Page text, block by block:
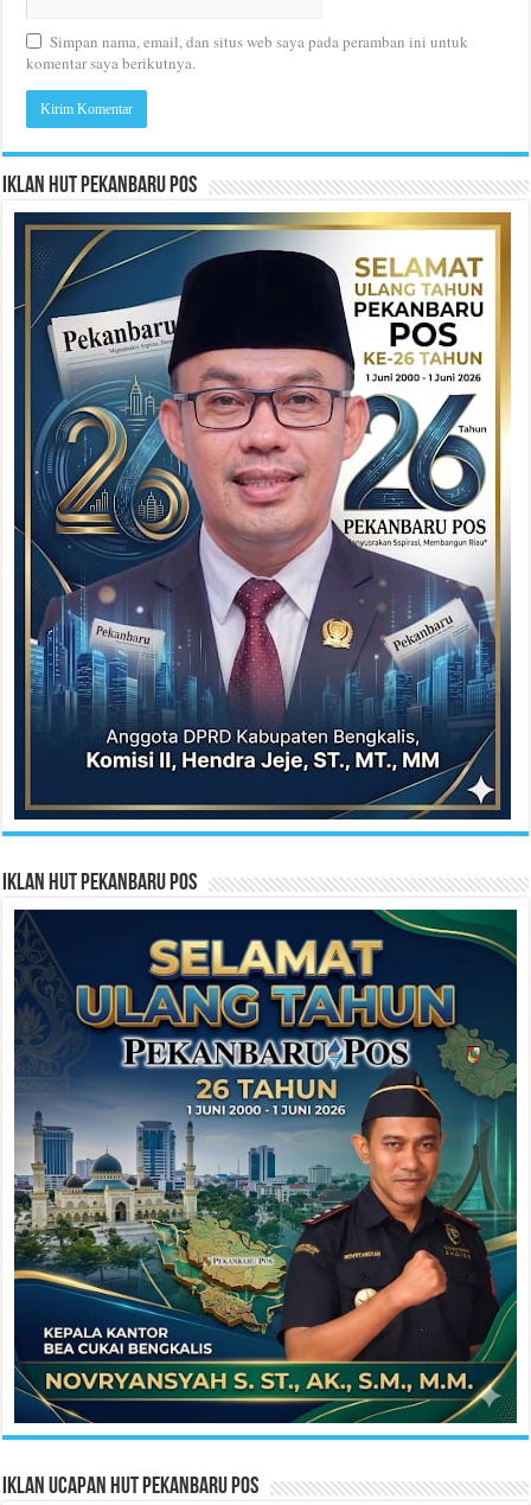
Simpan nama, email, dan situs web saya pada peramban ini untuk
komentar saya berikutnya.
Iklan HUT Pekanbaru Pos
Iklan HUT Pekanbaru Pos
Iklan Ucapan HUT Pekanbaru Pos